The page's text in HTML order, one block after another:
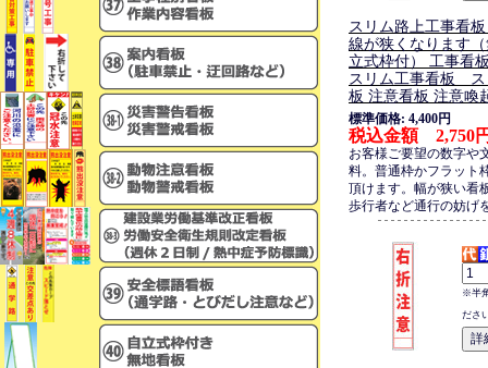
スリム路上工事看
線が狭くなります
立式枠付） 工事看
スリム工事看板 ス
板 注意看板 注意喚
標準価格: 4,400円
税込金額 2,750
お客様ご要望の数字や
料。普通枠かフラット
頂けます。幅が狭い看
歩行者など通行の妨げ
※半
ださ